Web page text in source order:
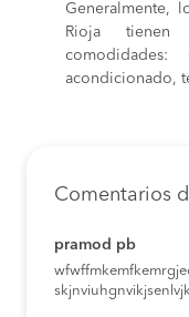
Generalmente,
Rioja tienen
acondicionado,
Comentarios
pramod pb